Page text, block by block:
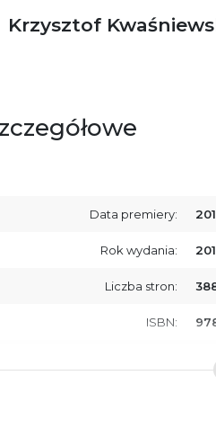
Krzysztof
Data premiery:
Rok wydania:
Liczba stron:
ISBN: